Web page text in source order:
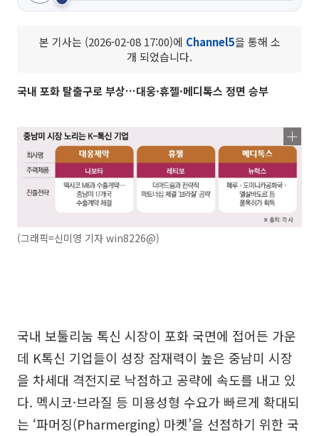
본 기사는 (2026-02-08 17:00)에 Channel5을 통해 소
개 되었습니다.
국내 포화 탈출구로 부상…대웅·휴젤·메디톡스 정면 승부
(그래픽=신미영 기자 win8226@)
국내 보툴리눔 톡신 시장이 포화 국면에 접어든 가운
데 K톡신 기업들이 성장 잠재력이 높은 중남미 시장
을 차세대 격전지로 낙점하고 공략에 속도를 내고 있
다. 멕시코·브라질 등 미용성형 수요가 빠르게 확대되
는 ‘파머징(Pharmerging) 마켓’을 선점하기 위한 국